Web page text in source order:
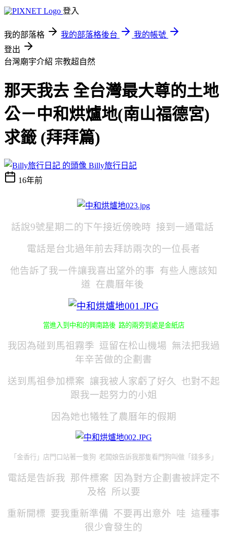
登入
我的部落格 我的部落格後台
我的帳號
登出
台灣廟宇介紹 宗教超自然
那天我去 全台灣最大尊的土地
公－中和烘爐地(南山福德宮)
求籤 (拜拜篇)
Billy旅行日記
16年前
話說9號星期二的下午接近傍晚時 接到一通電話
電話是台北過年前去拜訪兩次的一位長者
他告訴了我一件讓我喜出望外的事 有些人應該知
道 在農曆年後
當進入到中和的興南路後 路的兩旁到處是金紙店
我因為碰到馬祖霧季 逗留在松山機場 無法把我過
年辛苦做的企劃書
送到馬祖參加標案 讓我被人家虧了好久 也對不起
跟我一起努力的小姐
因為她也犧牲了農曆年的假期
「金香行」店門口站著一隻狗 老闆娘告訴我那隻看門狗叫做「錢多多」
電話是告訴我 那件標案 因為對方企劃書被評定不
及格 所以要
重新開標 要我重新準備 不要再出意外 哇 這種事
很少會發生的